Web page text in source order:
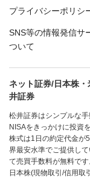
プライバシーポリシ
SNS等の情報発信サ
ついて
ネット証券/日本株
井証券
松井証券はシンプルな
NISAをきっかけに投資
株式は1日の約定代金が
界最安水準でご提供し
て売買手数料が無料です
日本株(現物取引/信用取